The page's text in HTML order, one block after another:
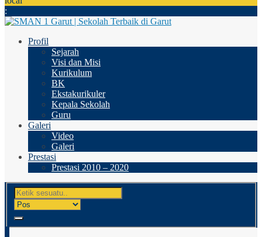
:
Profil
Sejarah
Visi dan Misi
Kurikulum
BK
Ekstakurikuler
Kepala Sekolah
Guru
Galeri
Video
Galeri
Prestasi
Prestasi 2010 – 2020